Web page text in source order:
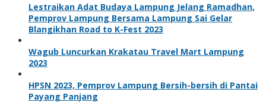
Lestraikan Adat Budaya Lampung Jelang Ramadhan,
Pemprov Lampung Bersama Lampung Sai Gelar
Blangikhan Road to K-Fest 2023
Wagub Luncurkan Krakatau Travel Mart Lampung
2023
HPSN 2023, Pemprov Lampung Bersih-bersih di Pantai
Payang Panjang